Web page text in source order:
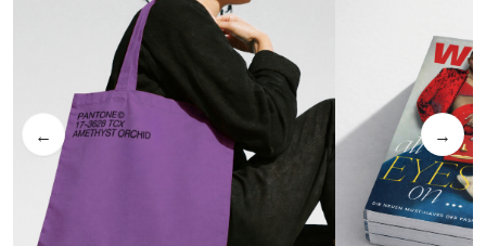
← →